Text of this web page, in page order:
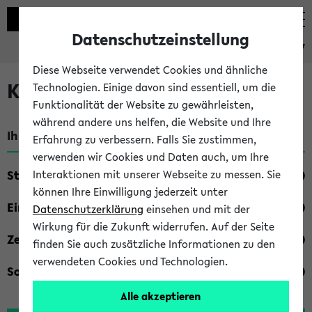
eKVV
Kombisuche im eKVV
Ihre Suchkriterien:
Studienfach
Einrichtung
Zeiten
Sonstiges
Datenschutzeinstellung
Diese Webseite verwendet Cookies und ähnliche
Technologien. Einige davon sind essentiell, um die
Funktionalität der Website zu gewährleisten,
während andere uns helfen, die Website und Ihre
Erfahrung zu verbessern. Falls Sie zustimmen,
verwenden wir Cookies und Daten auch, um Ihre
Interaktionen mit unserer Webseite zu messen. Sie
können Ihre Einwilligung jederzeit unter
Datenschutzerklärung einsehen und mit der
Wirkung für die Zukunft widerrufen. Auf der Seite
finden Sie auch zusätzliche Informationen zu den
verwendeten Cookies und Technologien.
Alle akzeptieren